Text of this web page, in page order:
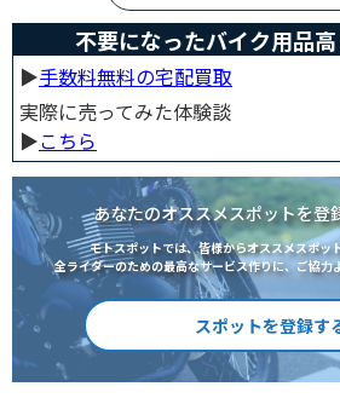
不要になったバイク用品高
▶︎手数料無料の宅配買取
実際に売ってみた体験談
▶︎こちら
あなたのオススメスポットを登
モトスポットでは、皆様からオススメスポッ
全ライダーのための最高なサービス作りに、ご協力
スポットを登録す